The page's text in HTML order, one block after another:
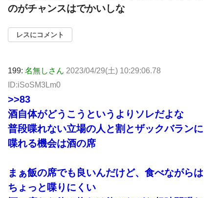
のがチャンスはでかいしな
レスにコメント
199: 名無しさん 2023/04/29(土) 10:29:06.78
ID:iSoSM3Lm0
>>83
酒自体がどうこうというよりソレだよな
普段喋れない立場の人と割とザックバランに
喋れる機会は酒の席
まぁ飯の席でも良いんだけど、食べながらは
ちょっと喋りにくい